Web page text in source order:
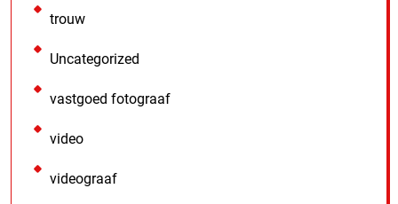
trouw
Uncategorized
vastgoed fotograaf
video
videograaf